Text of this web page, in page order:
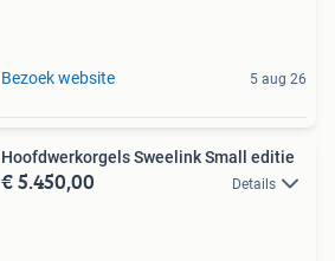
Bezoek website 5 aug 26
Hoofdwerkorgels Sweelink Small editie
€ 5.450,00 Details